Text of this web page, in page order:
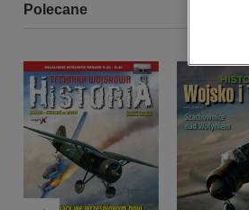
kobiece, lifestyle, kultura
Polecane